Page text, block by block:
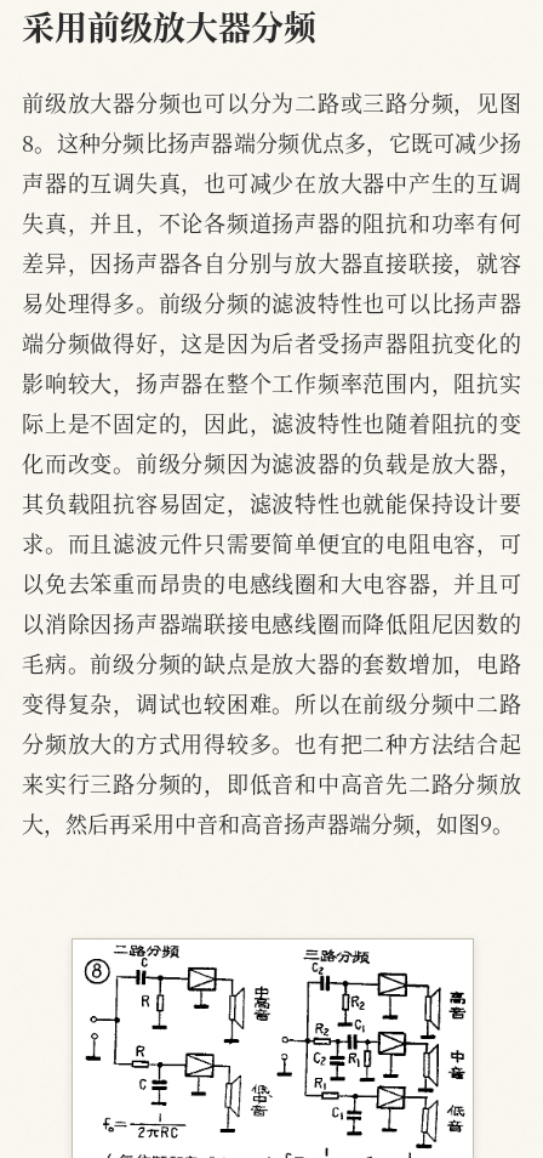
采用前级放大器分频
前级放大器分频也可以分为二路或三路分频，见图
8。这种分频比扬声器端分频优点多，它既可减少扬
声器的互调失真，也可减少在放大器中产生的互调
失真，并且，不论各频道扬声器的阻抗和功率有何
差异，因扬声器各自分别与放大器直接联接，就容
易处理得多。前级分频的滤波特性也可以比扬声器
端分频做得好，这是因为后者受扬声器阻抗变化的
影响较大，扬声器在整个工作频率范围内，阻抗实
际上是不固定的，因此，滤波特性也随着阻抗的变
化而改变。前级分频因为滤波器的负载是放大器，
其负载阻抗容易固定，滤波特性也就能保持设计要
求。而且滤波元件只需要简单便宜的电阻电容，可
以免去笨重而昂贵的电感线圈和大电容器，并且可
以消除因扬声器端联接电感线圈而降低阻尼因数的
毛病。前级分频的缺点是放大器的套数增加，电路
变得复杂，调试也较困难。所以在前级分频中二路
分频放大的方式用得较多。也有把二种方法结合起
来实行三路分频的，即低音和中高音先二路分频放
大，然后再采用中音和高音扬声器端分频，如图9。